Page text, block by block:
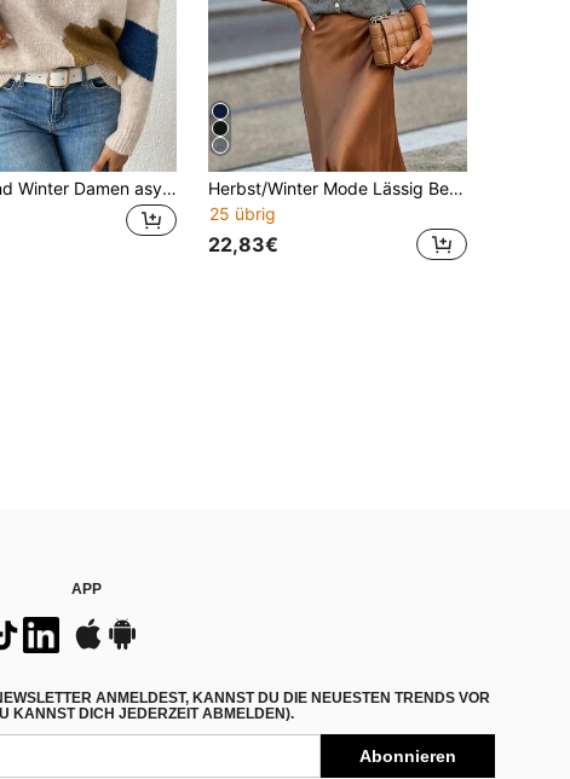
Herbst- und Winter Damen asymmetrischer Muster Rundhals Langarm lockerer Pullover, geeignet für tägliche Freizeitkleidung [Schulanfang Saison] Herbst
Herbst/Winter Mode Lässig Bequem Warm Grau Geometrisches Fairisle Muster Langarm Rundhals Knopf-Cardigan Herbst
25 übrig
22,83€
APP
ANMELDEST, KANNST DU DIE NEUESTEN TRENDS VOR
KANNST DICH JEDERZEIT ABMELDEN).
Abonnieren